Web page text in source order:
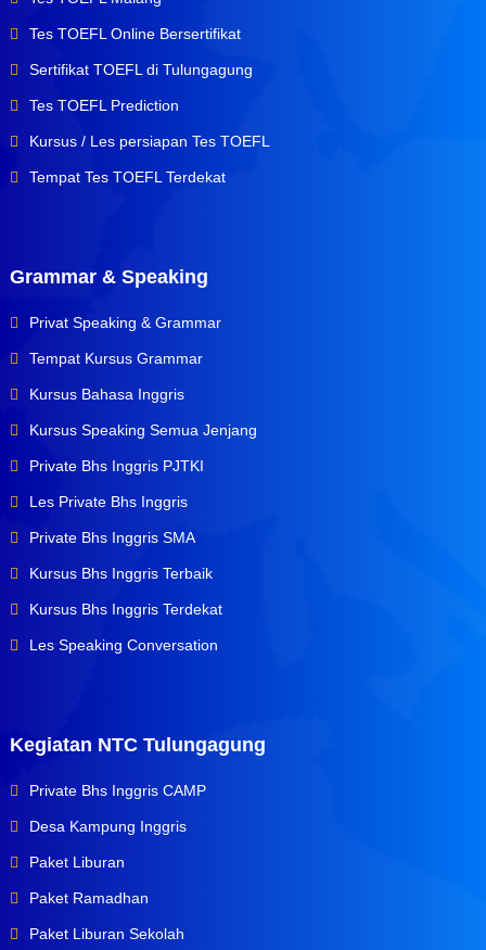
Tes TOEFL Online Bersertifikat
Sertifikat TOEFL di Tulungagung
Tes TOEFL Prediction
Kursus / Les persiapan Tes TOEFL
Tempat Tes TOEFL Terdekat
Grammar & Speaking
Privat Speaking & Grammar
Tempat Kursus Grammar
Kursus Bahasa Inggris
Kursus Speaking Semua Jenjang
Private Bhs Inggris PJTKI
Les Private Bhs Inggris
Private Bhs Inggris SMA
Kursus Bhs Inggris Terbaik
Kursus Bhs Inggris Terdekat
Les Speaking Conversation
Kegiatan NTC Tulungagung
Private Bhs Inggris CAMP
Desa Kampung Inggris
Paket Liburan
Paket Ramadhan
Paket Liburan Sekolah